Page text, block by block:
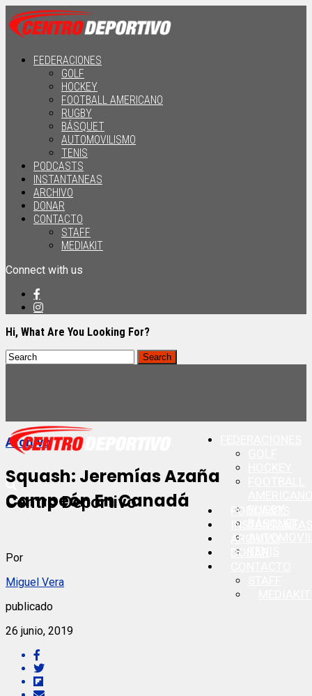
FEDERACIONES
GOLF
HOCKEY
FOOTBALL AMERICANO
RUGBY
BÁSQUET
AUTOMOVILISMO
TENIS
PODCASTS
INSTANTANEAS
ARCHIVO
DONAR
CONTACTO
STAFF
MEDIAKIT
Connect with us
Hi, What Are You Looking For?
Centro Deportivo
PODCASTS
INSTANTANEAS
ARCHIVO
DONAR
Archivo
Squash: Jeremías Azaña
Campeón En Canadá
Por
Miguel Vera
publicado
26 junio, 2019